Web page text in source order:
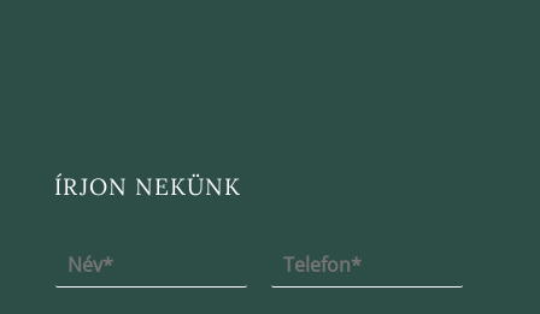
ÍRJON NEKÜNK